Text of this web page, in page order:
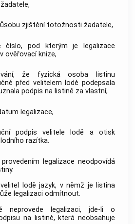
zjištění totožnosti žadatele,
číslo, pod kterým je legalizace
ověřovací knize,
že fyzická osoba listinu
před velitelem lodě podepsala
podpis na listině za vlastní,
legalizace,
podpis velitele lodě a otisk
razítka.
legalizace neodpovídá
velitel lodě jazyk, v němž je listina
legalizaci odmítnout.
neprovede legalizaci, jde-li o
na listině, která neobsahuje